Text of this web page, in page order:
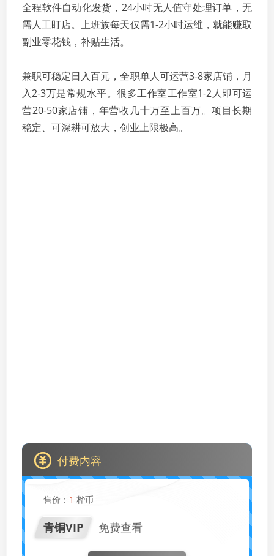
全程软件自动化发货，24小时无人值守处理订单，无
需人工盯店。上班族每天仅需1-2小时运维，就能赚取
副业零花钱，补贴生活。
兼职可稳定日入百元，全职单人可运营3-8家店铺，月
入2-3万是常规水平。很多工作室工作室1-2人即可运
营20-50家店铺，年营收几十万至上百万。项目长期
稳定、可深耕可放大，创业上限极高。
付费内容
售价： 1 桦币
青铜VIP 免费查看